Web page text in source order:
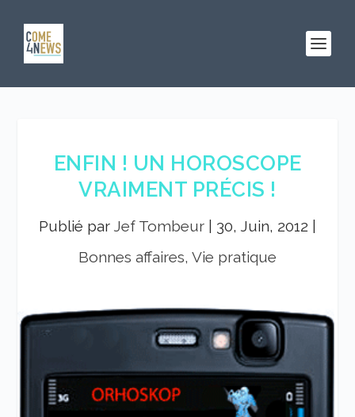
ENFIN ! UN HOROSCOPE
VRAIMENT PRÉCIS !
Publié par Jef Tombeur 30, Juin, 2012
Bonnes affaires, Vie pratique